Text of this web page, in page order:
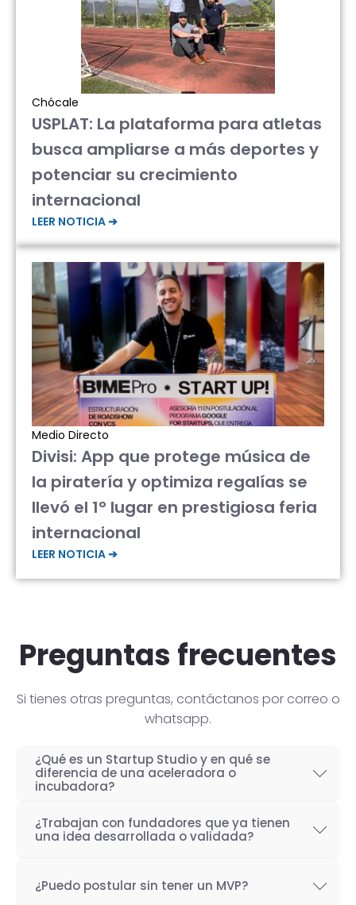
Chócale
USPLAT: La plataforma para atletas
busca ampliarse a más deportes y
potenciar su crecimiento
internacional
LEER NOTICIA ➔
Medio Directo
Divisi: App que protege música de
la piratería y optimiza regalías se
llevó el 1° lugar en prestigiosa feria
internacional
LEER NOTICIA ➔
Preguntas frecuentes
Si tienes otras preguntas, contáctanos por correo o
whatsapp.
¿Qué es un Startup Studio y en qué se
diferencia de una aceleradora o
incubadora?
Un Startup Studio es una organización capaz
de construir startups de manera iterativa,
con experiencia. También se les conoce
¿Trabajan con fundadores que ya tienen
una idea desarrollada o validada?
Startup Studio es lograr un proceso iterativo
¿Puedo postular sin tener un MVP?